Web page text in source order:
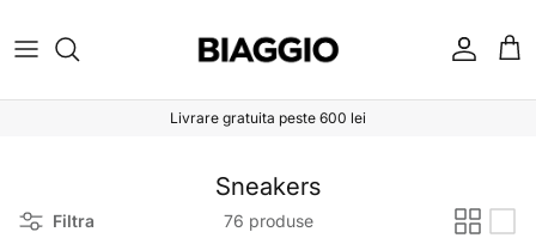
Cont Coș
Livrare gratuita peste 600 lei
Sneakers
Filtra 76 produse